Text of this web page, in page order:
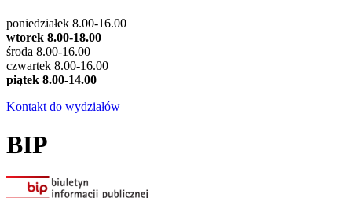
poniedziałek 8.00-16.00
wtorek 8.00-18.00
środa 8.00-16.00
czwartek 8.00-16.00
piątek 8.00-14.00
Kontakt do wydziałów
BIP